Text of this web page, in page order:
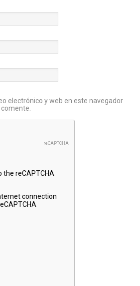
electrónico y web en este navegador